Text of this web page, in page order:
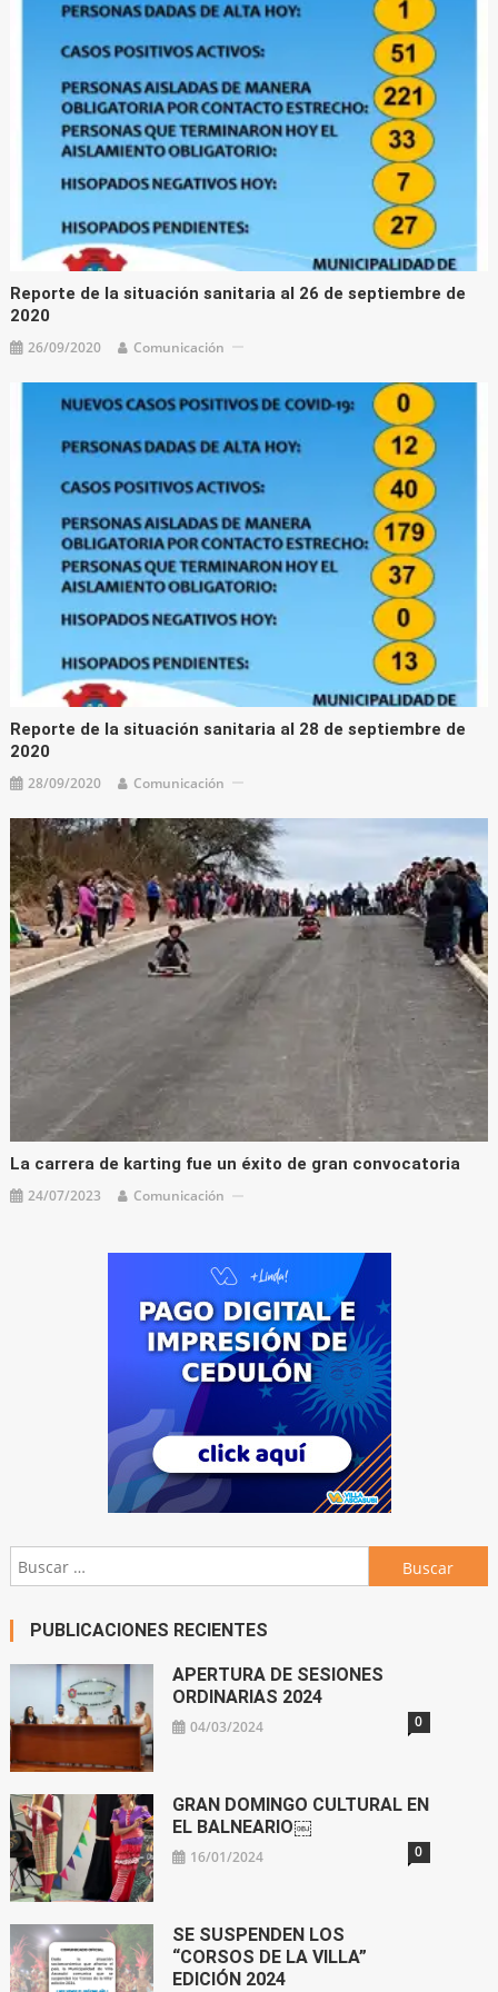
Reporte de la situación sanitaria al 26 de septiembre de
2020
26/09/2020 Comunicación
Reporte de la situación sanitaria al 28 de septiembre de
2020
28/09/2020 Comunicación
La carrera de karting fue un éxito de gran convocatoria
24/07/2023 Comunicación
Buscar:
PUBLICACIONES RECIENTES
APERTURA DE SESIONES
ORDINARIAS 2024
04/03/2024 0
GRAN DOMINGO CULTURAL EN
EL BALNEARIO￼
16/01/2024 0
SE SUSPENDEN LOS
“CORSOS DE LA VILLA”
EDICIÓN 2024